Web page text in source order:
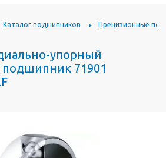
Каталог подшипников Прецизионные
упорный
71901